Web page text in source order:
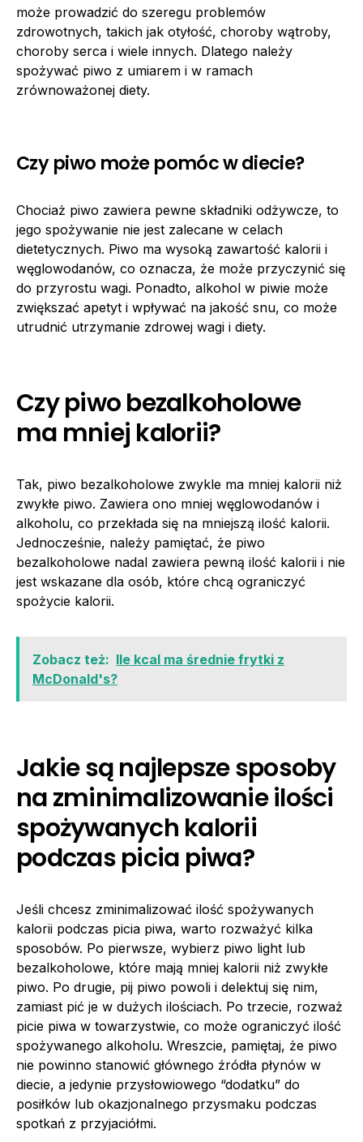
może prowadzić do szeregu problemów
zdrowotnych, takich jak otyłość, choroby wątroby,
choroby serca i wiele innych. Dlatego należy
spożywać piwo z umiarem i w ramach
zrównoważonej diety.
Czy piwo może pomóc w diecie?
Chociaż piwo zawiera pewne składniki odżywcze, to
jego spożywanie nie jest zalecane w celach
dietetycznych. Piwo ma wysoką zawartość kalorii i
węglowodanów, co oznacza, że może przyczynić się
do przyrostu wagi. Ponadto, alkohol w piwie może
zwiększać apetyt i wpływać na jakość snu, co może
utrudnić utrzymanie zdrowej wagi i diety.
Czy piwo bezalkoholowe
ma mniej kalorii?
Tak, piwo bezalkoholowe zwykle ma mniej kalorii niż
zwykłe piwo. Zawiera ono mniej węglowodanów i
alkoholu, co przekłada się na mniejszą ilość kalorii.
Jednocześnie, należy pamiętać, że piwo
bezalkoholowe nadal zawiera pewną ilość kalorii i nie
jest wskazane dla osób, które chcą ograniczyć
spożycie kalorii.
Zobacz też: Ile kcal ma średnie frytki z
McDonald's?
Jakie są najlepsze sposoby
na zminimalizowanie ilości
spożywanych kalorii
podczas picia piwa?
Jeśli chcesz zminimalizować ilość spożywanych
kalorii podczas picia piwa, warto rozważyć kilka
sposobów. Po pierwsze, wybierz piwo light lub
bezalkoholowe, które mają mniej kalorii niż zwykłe
piwo. Po drugie, pij piwo powoli i delektuj się nim,
zamiast pić je w dużych ilościach. Po trzecie, rozważ
picie piwa w towarzystwie, co może ograniczyć ilość
spożywanego alkoholu. Wreszcie, pamiętaj, że piwo
nie powinno stanowić głównego źródła płynów w
diecie, a jedynie przysłowiowego “dodatku” do
posiłków lub okazjonalnego przysmaku podczas
spotkań z przyjaciółmi.